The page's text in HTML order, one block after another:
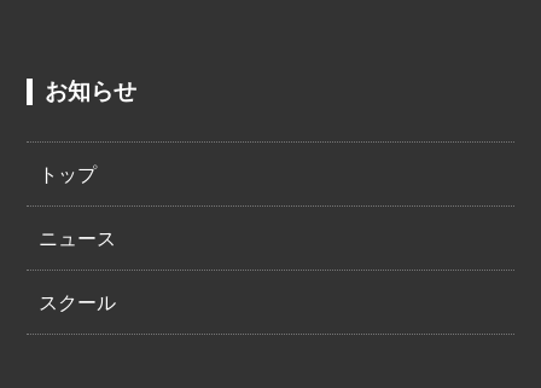
お知らせ
トップ
ニュース
スクール